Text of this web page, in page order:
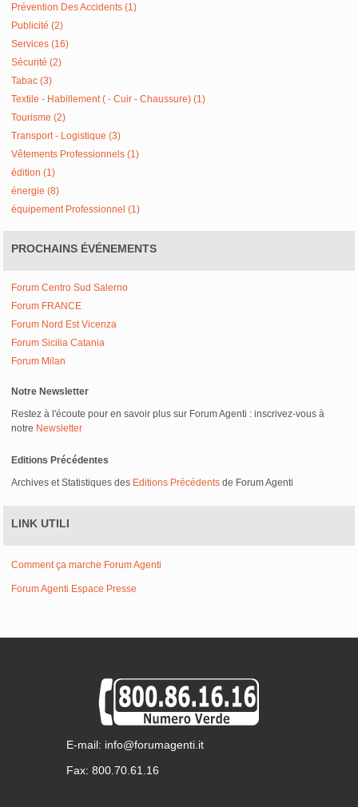
Prévention Des Accidents (1)
Publicité (2)
Services (16)
Sécurité (2)
Tabac (3)
Textile - Habillement ( - Cuir - Chaussure) (1)
Tourisme (2)
Transport - Logistique (3)
Vêtements Professionnels (1)
édition (1)
énergie (8)
équipement Professionnel (1)
PROCHAINS ÉVÉNEMENTS
Forum Centro Sud Salerno
Forum FRANCE
Forum Nord Est Vicenza
Forum Sicilia Catania
Forum Milan
Notre Newsletter
Restez à l'écoute pour en savoir plus sur Forum Agenti : inscrivez-vous à
notre Newsletter
Editions Précédentes
Archives et Statistiques des Editions Précédents de Forum Agenti
LINK UTILI
Comment ça marche Forum Agenti
Forum Agenti Espace Presse
E-mail: info@forumagenti.it
Fax: 800.70.61.16